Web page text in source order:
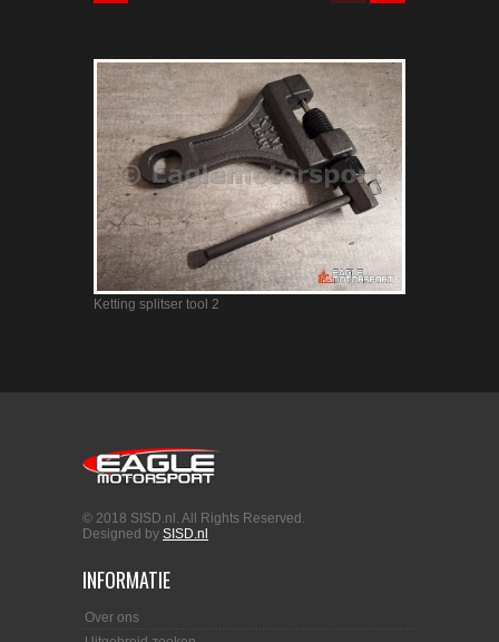
Ketting splitser tool 2
© 2018 SISD.nl. All Rights Reserved.
Designed by SISD.nl
INFORMATIE
Over ons